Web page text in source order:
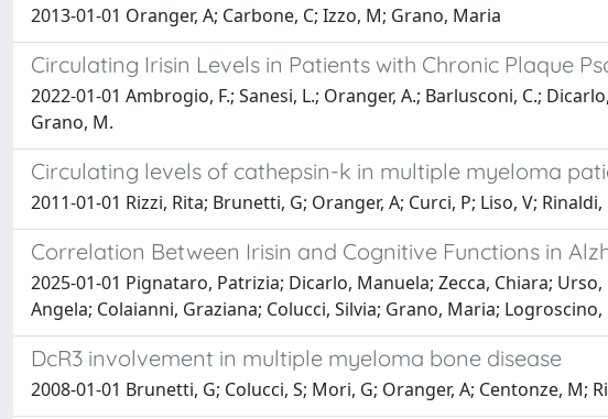
2013-01-01 Oranger, A; Carbone, C; Izzo, M; Grano, Maria
Circulating Irisin Levels in Patients with Chronic Plaque
2022-01-01 Ambrogio, F.; Sanesi, L.; Oranger, A.; Barlusconi, C.;
Grano, M.
Circulating levels of cathepsin-k in multiple myeloma
2011-01-01 Rizzi, Rita; Brunetti, G; Oranger, A; Curci, P; Liso, V;
Correlation Between Irisin and Cognitive Functions in
2025-01-01 Pignataro, Patrizia; Dicarlo, Manuela; Zecca, Chiara;
Angela; Colaianni, Graziana; Colucci, Silvia; Grano, Maria;
DcR3 involvement in multiple myeloma bone disease
2008-01-01 Brunetti, G; Colucci, S; Mori, G; Oranger, A; Centonze, M;